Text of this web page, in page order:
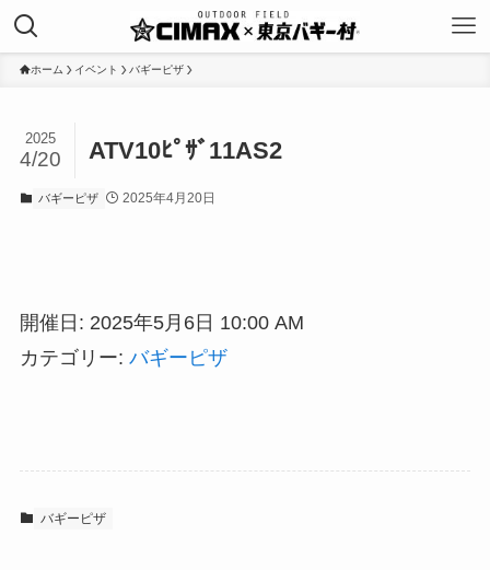
ホーム イベント バギーピザ
ATV10ﾋﾟｻﾞ11AS2
2025
4/20
バギーピザ 2025年4月20日
開催日: 2025年5月6日 10:00 AM
カテゴリー: バギーピザ
バギーピザ